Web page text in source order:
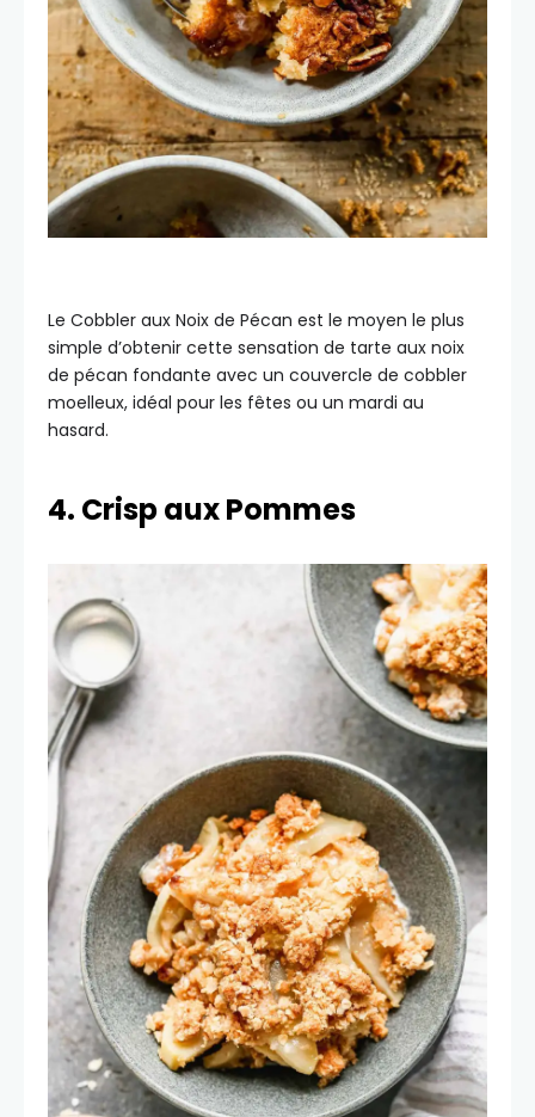
Le Cobbler aux Noix de Pécan est le moyen le plus
simple d’obtenir cette sensation de tarte aux noix
de pécan fondante avec un couvercle de cobbler
moelleux, idéal pour les fêtes ou un mardi au
hasard.
4. Crisp aux Pommes